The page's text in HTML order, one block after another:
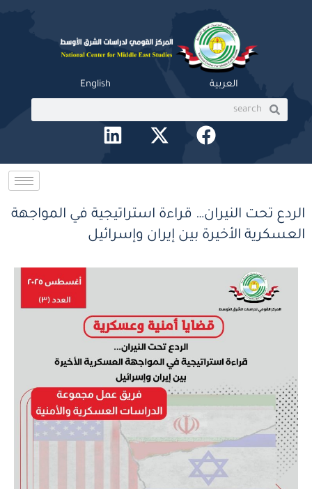
العربية English
Search
Search
F
a
c
o
o
k
X
t
i
t
t
e
L
i
n
e
d
i
n
الردع تحت النيران… قراءة استراتيجية في المواجهة
العسكرية الأخيرة بين إيران وإسرائيل